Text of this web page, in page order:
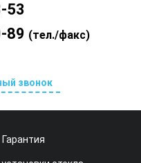
53
89 (тел./факс)
звонок
Гарантия